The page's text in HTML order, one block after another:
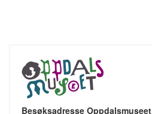
Besøksadresse Oppdalsmuseet